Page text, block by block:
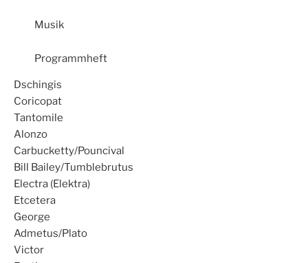
Musik
Programmheft
Dschingis
Coricopat
Tantomile
Alonzo
Carbucketty/Pouncival
Bill Bailey/Tumblebrutus
Electra (Elektra)
Etcetera
George
Admetus/Plato
Victor